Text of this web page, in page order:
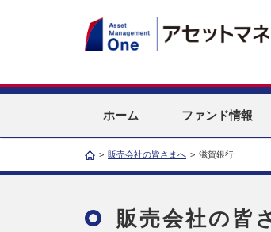
ホーム ファンド情報
> 販売会社の皆さまへ > 滋賀銀行
販売会社の皆